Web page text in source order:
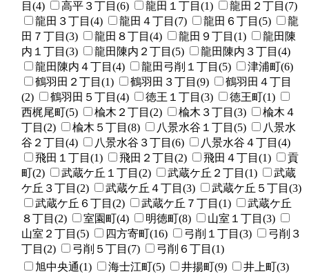
目(4) 高平３丁目(6) 龍田１丁目(1)
龍田２丁目(7)
龍田３丁目(4)
龍田４丁目(7) 龍田６丁目(5)
龍
田７丁目(3)
龍田８丁目(4) 龍田９丁目(1)
龍田陳
内１丁目(3)
龍田陳内２丁目(5)
龍田陳内３丁目(4)
龍田陳内４丁目(4)
龍田弓削１丁目(5)
津浦町(6)
鶴羽田２丁目(1)
鶴羽田３丁目(9)
鶴羽田４丁目
(2)
鶴羽田５丁目(4) 徳王１丁目(3)
徳王町(1)
西梶尾町(5)
楡木２丁目(2) 楡木３丁目(3)
楡木４
丁目(2)
楡木５丁目(8) 八景水谷１丁目(5)
八景水
谷２丁目(4)
八景水谷３丁目(6)
八景水谷４丁目(4)
飛田１丁目(1)
飛田２丁目(2) 飛田４丁目(1)
貢
町(2)
武蔵ケ丘１丁目(2) 武蔵ケ丘２丁目(1)
武蔵
ケ丘３丁目(2)
武蔵ケ丘４丁目(3)
武蔵ケ丘５丁目(3)
武蔵ケ丘６丁目(2)
武蔵ケ丘７丁目(1)
武蔵ケ丘
８丁目(2)
室園町(4) 明徳町(8)
山室１丁目(3)
山室２丁目(5)
四方寄町(16) 弓削１丁目(3)
弓削３
丁目(2)
弓削５丁目(7) 弓削６丁目(1)
旭中央通(1) 海士江町(5) 井揚町(9)
井上町(3)